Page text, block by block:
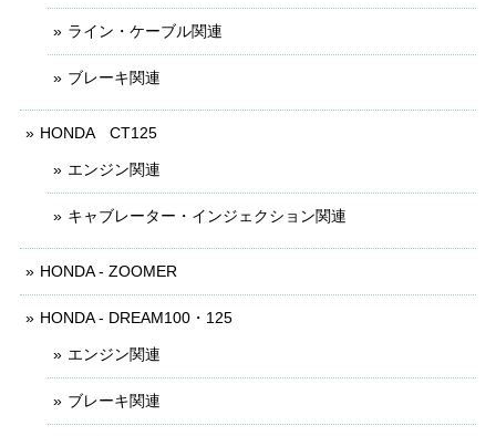
ライン・ケーブル関連
ブレーキ関連
HONDA CT125
エンジン関連
キャブレーター・インジェクション関連
HONDA - ZOOMER
HONDA - DREAM100・125
エンジン関連
ブレーキ関連